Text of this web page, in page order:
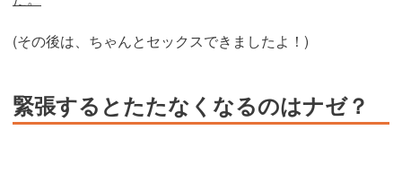
(その後は、ちゃんとセックスできましたよ！)
緊張するとたたなくなるのはナゼ？